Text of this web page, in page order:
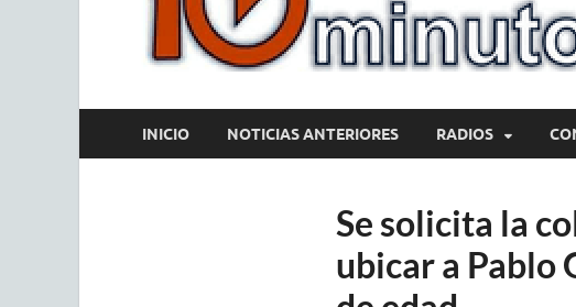
INICIO NOTICIAS ANTERIORES RADIOS
Se solicita la
ubicar a Pablo